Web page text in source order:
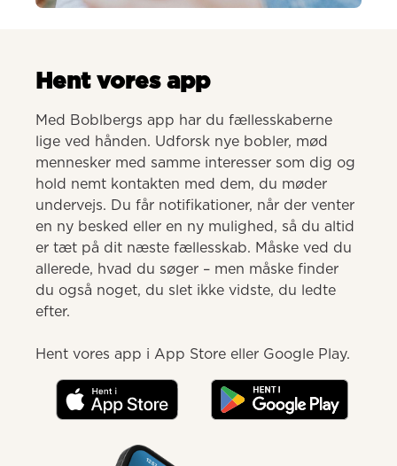
Hent vores app
Med Boblbergs app har du fællesskaberne
lige ved hånden. Udforsk nye bobler, mød
mennesker med samme interesser som dig og
hold nemt kontakten med dem, du møder
undervejs. Du får notifikationer, når der venter
en ny besked eller en ny mulighed, så du altid
er tæt på dit næste fællesskab. Måske ved du
allerede, hvad du søger – men måske finder
du også noget, du slet ikke vidste, du ledte
efter.
Hent vores app i App Store eller Google Play.